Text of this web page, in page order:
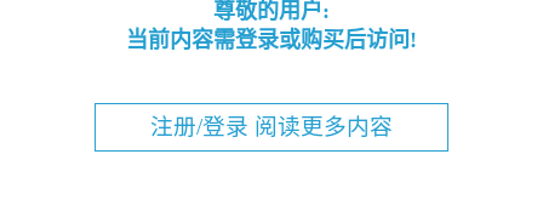
尊敬的用户:
当前内容需登录或购买后访问!
注册/登录 阅读更多内容